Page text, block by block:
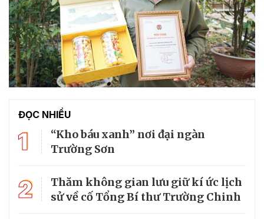
ĐỌC NHIỀU
1
“Kho báu xanh” nơi đại ngàn
Trường Sơn
2
Thăm không gian lưu giữ kí ức lịch
sử về cố Tổng Bí thư Trường Chinh